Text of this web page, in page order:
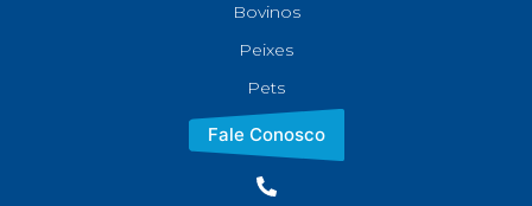
Bovinos
Peixes
Pets
Fale Conosco